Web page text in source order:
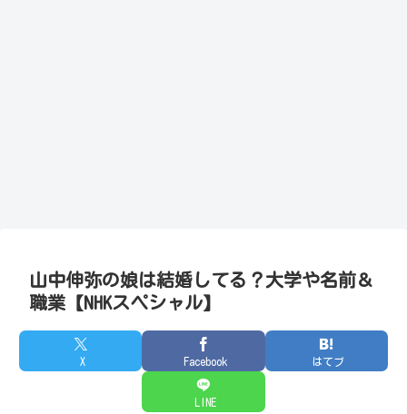
山中伸弥の娘は結婚してる？大学や名前＆
職業【NHKスペシャル】
X Facebook はてブ
LINE